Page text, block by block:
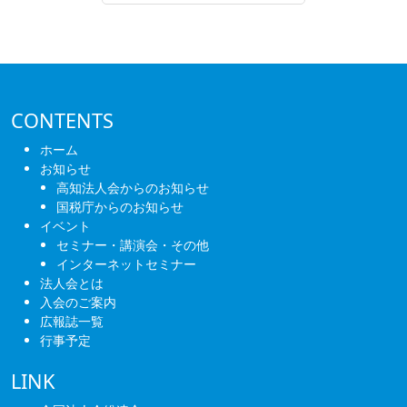
CONTENTS
ホーム
お知らせ
高知法人会からのお知らせ
国税庁からのお知らせ
イベント
セミナー・講演会・その他
インターネットセミナー
法人会とは
入会のご案内
広報誌一覧
行事予定
LINK